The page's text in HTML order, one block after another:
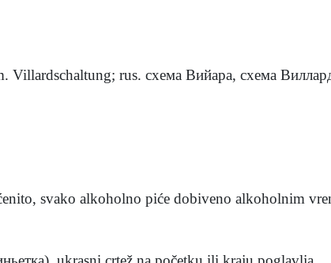
rus. схема Вийара, схема
svako alkoholno piće dobiveno alkoholnim